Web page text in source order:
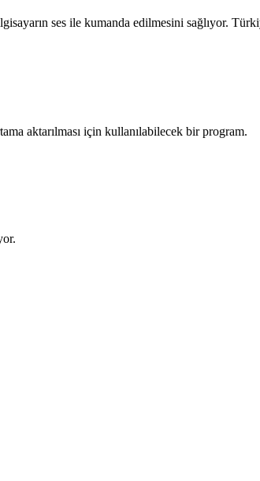
ses ile kumanda edilmesini sağlıyor.
aktarılması için kullanılabilecek bir program.